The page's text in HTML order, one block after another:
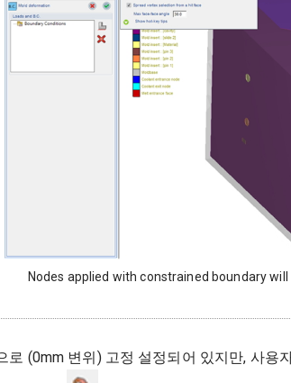
Nodes applied with constrained boundary
로 (0mm 변위) 고정 설정되어 있지만, 사용